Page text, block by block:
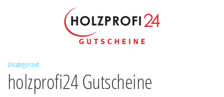
Uncategorized
holzprofi24 Gutscheine